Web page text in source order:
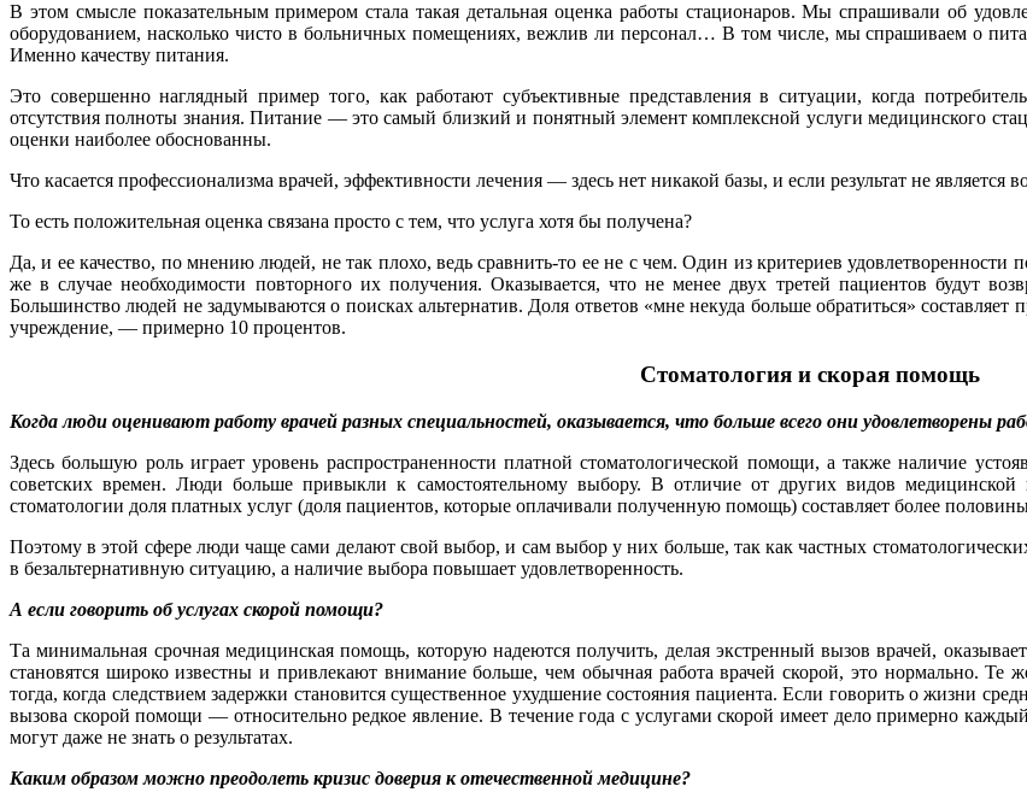
В этом смысле показательным примером стала такая детальная оценка работы стационаров. Мы спрашивали об
оборудованием, насколько чисто в больничных помещениях, вежлив ли персонал… В том числе, мы спрашиваем о
Именно качеству питания.
Это совершенно наглядный пример того, как работают субъективные представления в ситуации, когда
отсутствия полноты знания. Питание — это самый близкий и понятный элемент комплексной услуги медицинского
оценки наиболее обоснованны.
Что касается профессионализма врачей, эффективности лечения — здесь нет никакой базы, и если результат не
То есть положительная оценка связана просто с тем, что услуга хотя бы получена?
Да, и ее качество, по мнению людей, не так плохо, ведь сравнить-то ее не с чем. Один из критериев
же в случае необходимости повторного их получения. Оказывается, что не менее двух третей пациентов будут
Большинство людей не задумываются о поисках альтернатив. Доля ответов «мне некуда больше обратиться»
учреждение, — примерно 10 процентов.
Стоматология и скорая помощь
Когда люди оценивают работу врачей разных специальностей, оказывается, что больше всего они удовлетворены
Здесь большую роль играет уровень распространенности платной стоматологической помощи, а также наличие
советских времен. Люди больше привыкли к самостоятельному выбору. В отличие от других видов
стоматологии доля платных услуг (доля пациентов, которые оплачивали полученную помощь) составляет более
Поэтому в этой сфере люди чаще сами делают свой выбор, и сам выбор у них больше, так как частных
в безальтернативную ситуацию, а наличие выбора повышает удовлетворенность.
А если говорить об услугах скорой помощи?
Та минимальная срочная медицинская помощь, которую надеются получить, делая экстренный вызов врачей,
становятся широко известны и привлекают внимание больше, чем обычная работа врачей скорой, это нормально.
тогда, когда следствием задержки становится существенное ухудшение состояния пациента. Если говорить о жизни
вызова скорой помощи — относительно редкое явление. В течение года с услугами скорой имеет дело примерно
могут даже не знать о результатах.
Каким образом можно преодолеть кризис доверия к отечественной медицине?